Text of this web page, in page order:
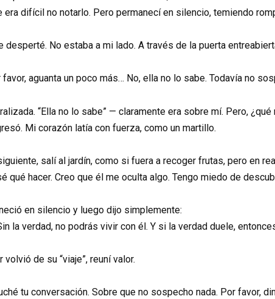
era difícil no notarlo. Pero permanecí en silencio, temiendo
desperté. No estaba a mi lado. A través de la puerta
favor, aguanta un poco más… No, ella no lo sabe. Todavía no
“Ella no lo sabe” — claramente era sobre mí. Pero,
Mi corazón latía con fuerza, como un martillo.
salí al jardín, como si fuera a recoger frutas, pero en
qué hacer. Creo que él me oculta algo. Tengo miedo de
en silencio y luego dijo simplemente:
la verdad, no podrás vivir con él. Y si la verdad duele,
volvió de su “viaje”, reuní valor.
tu conversación. Sobre que no sospecho nada. Por favor,